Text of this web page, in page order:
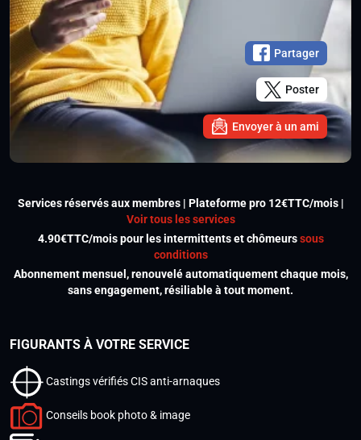
Partager
Poster
Envoyer à un ami
Services réservés aux membres | Plateforme pro 12€TTC/mois |
Voir tous les services
4.90€TTC/mois pour les intermittents et chômeurssous
conditions
Abonnement mensuel, renouvelé automatiquement chaque mois,
sans engagement, résiliable à tout moment.
FIGURANTS À VOTRE SERVICE
Castings vérifiés CIS anti-arnaques
Conseils book photo & image